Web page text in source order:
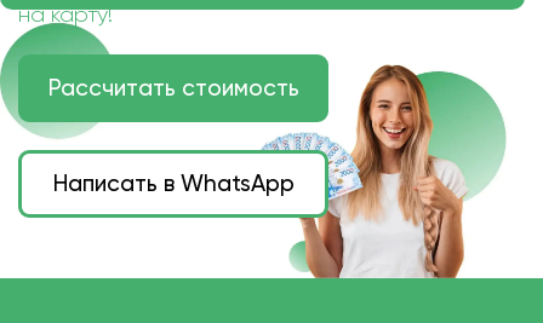
на карту!
Рассчитать стоимость
Написать в WhatsApp